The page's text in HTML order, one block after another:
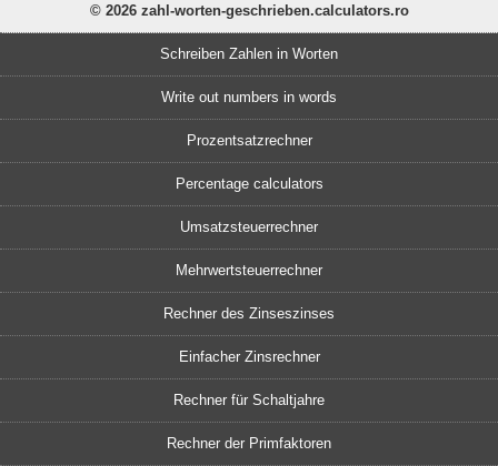
© 2026 zahl-worten-geschrieben.calculators.ro
Schreiben Zahlen in Worten
Write out numbers in words
Prozentsatzrechner
Percentage calculators
Umsatzsteuerrechner
Mehrwertsteuerrechner
Rechner des Zinseszinses
Einfacher Zinsrechner
Rechner für Schaltjahre
Rechner der Primfaktoren